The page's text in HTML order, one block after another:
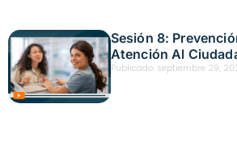
Sesión 8:
Atención Al
noviembre 28,
Publicado: septiembre 29,